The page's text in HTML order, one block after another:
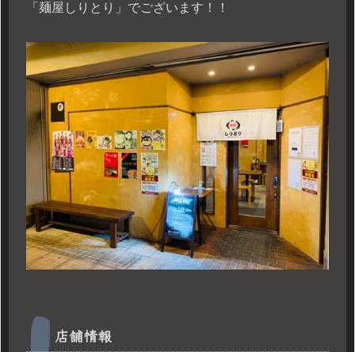
「麺屋しりとり」でございます！！
店舗情報